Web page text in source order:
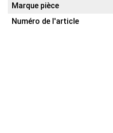
Marque pièce
Numéro de l'article